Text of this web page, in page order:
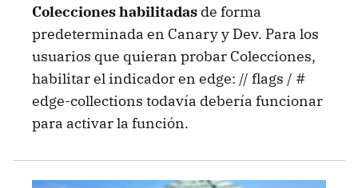
Colecciones habilitadas de forma
predeterminada en Canary y Dev. Para los
usuarios que quieran probar Colecciones,
habilitar el indicador en edge: // flags / #
edge-collections todavía debería funcionar
para activar la función.